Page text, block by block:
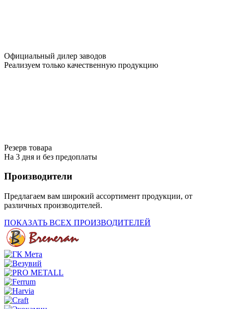
Официальный дилер заводов
Реализуем только качественную продукцию
Резерв товара
На 3 дня и без предоплаты
Производители
Предлагаем вам широкий ассортимент продукции, от
различных производителей.
ПОКАЗАТЬ ВСЕХ ПРОИЗВОДИТЕЛЕЙ